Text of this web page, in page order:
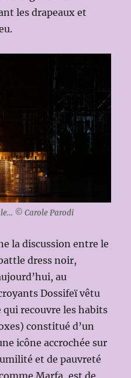
les drapeaux et
© Carole Parodi
la discussion entre le
dress noir,
au
Dossifeï vêtu
qui recouvre les habits
constitué d’un
icône accrochée sur
et de pauvreté
Marfa, est de